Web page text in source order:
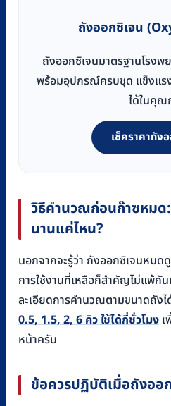
ถังออกซิเจน
ถังออกซิเจนมาตรฐานโรง
พร้อมอุปกรณ์ครบชุด แข็งแร
ได้ในคุณ
เช็คราคาถัง
วิธีคำนวณก่อนก๊าซหมด
นานแค่ไหน?
นอกจากจะรู้ว่า ถังออกซิเจนหมดดู
การใช้งานที่เหลือก็สำคัญไม่แพ้กั
ละเอียดการคำนวณตามขนาดถัง
0.5, 1.5, 2, 6 คิว ใช้ได้กี่ชั่วโมง
หน้าครับ
ข้อควรปฏิบัติเมื่อถังออ